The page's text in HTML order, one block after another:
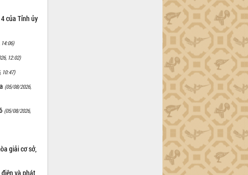
của Tỉnh ủy
12:02)
10:47)
(05/08/2026,
(05/08/2026,
giải cơ sở,
và phát